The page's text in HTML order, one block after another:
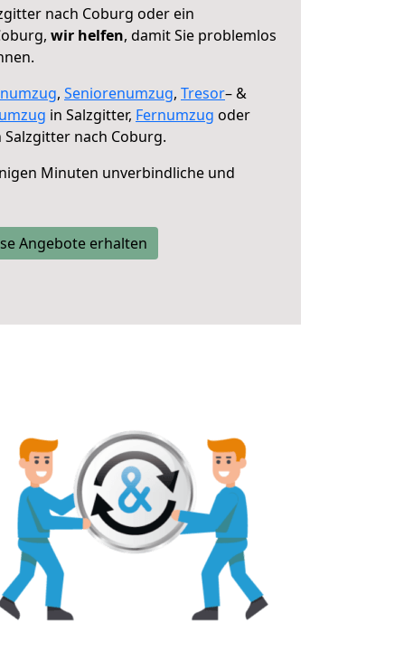
nach Coburg oder ein
wir helfen, damit Sie problemlos
, Seniorenumzug, Tresor– &
in Salzgitter, Fernumzug oder
Salzgitter nach Coburg.
Minuten unverbindliche und
Angebote erhalten